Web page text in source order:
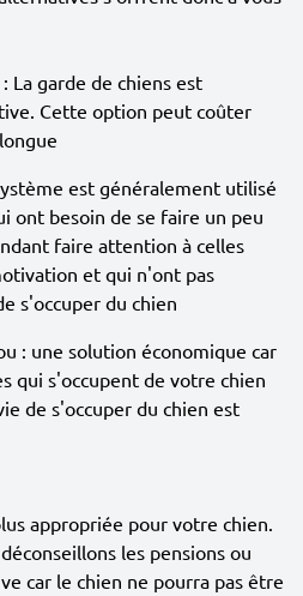
La garde de chiens est
Cette option peut coûter
est généralement utilisé
ont besoin de se faire un peu
faire attention à celles
et qui n'ont pas
s'occuper du chien
: une solution économique car
qui s'occupent de votre chien
de s'occuper du chien est
appropriée pour votre chien.
les pensions ou
car le chien ne pourra pas être